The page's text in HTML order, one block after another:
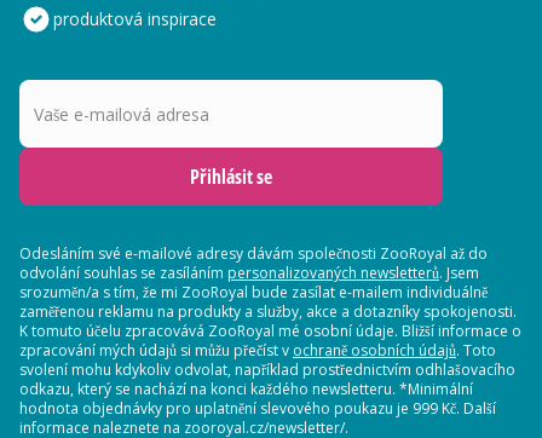
produktová inspirace
Vaše e-mailová adresa
Přihlásit se
Odesláním své e-mailové adresy dávám společnosti ZooRoyal až do
odvolání souhlas se zasíláním personalizovaných newsletterů. Jsem
srozuměn/a s tím, že mi ZooRoyal bude zasílat e-mailem individuálně
zaměřenou reklamu na produkty a služby, akce a dotazníky spokojenosti.
K tomuto účelu zpracovává ZooRoyal mé osobní údaje. Bližší informace o
zpracování mých údajů si můžu přečíst v ochraně osobních údajů. Toto
svolení mohu kdykoliv odvolat, například prostřednictvím odhlašovacího
odkazu, který se nachází na konci každého newsletteru. *Minimální
hodnota objednávky pro uplatnění slevového poukazu je 999 Kč. Další
informace naleznete na zooroyal.cz/newsletter/.